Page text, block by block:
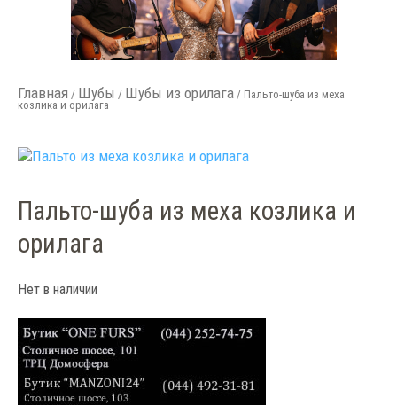
Главная / Шубы / Шубы из орилага/ Пальто-шуба из меха
козлика и орилага
Пальто-шуба из меха козлика и
орилага
Нет в наличии